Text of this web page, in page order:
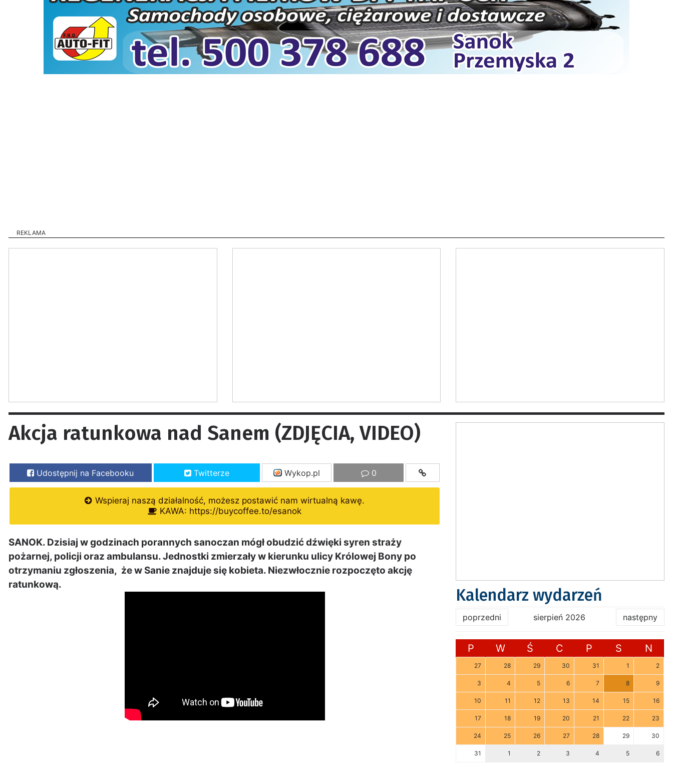
REKLAMA
Akcja ratunkowa nad Sanem (ZDJĘCIA, VIDEO)
Udostępnij na Facebooku Twitterze Wykop.pl 0
Wspieraj naszą działalność, możesz postawić nam wirtualną kawę.
KAWA: https://buycoffee.to/esanok
SANOK. Dzisiaj w godzinach porannych sanoczan mógł obudzić dźwięki syren straży
pożarnej, policji oraz ambulansu. Jednostki zmierzały w kierunku ulicy Królowej Bony po
otrzymaniu zgłoszenia, że w Sanie znajduje się kobieta. Niezwłocznie rozpoczęto akcję
ratunkową.
Kalendarz wydarzeń
poprzedni sierpień 2026 następny
P W Ś C P S N
27 28 29 30 31 1 2
3 4 5 6 7 8 9
10 11 12 13 14 15 16
17 18 19 20 21 22 23
24 25 26 27 28 29 30
31 1 2 3 4 5 6